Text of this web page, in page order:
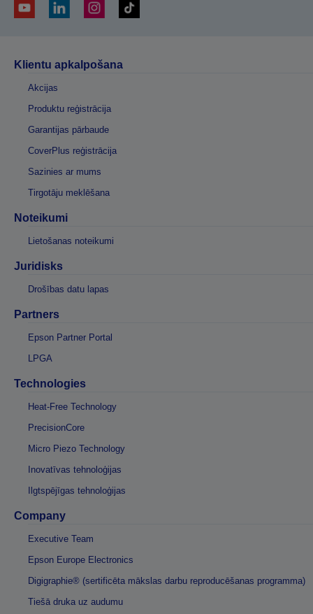
Klientu apkalpošana
Akcijas
Produktu reģistrācija
Garantijas pārbaude
CoverPlus reģistrācija
Sazinies ar mums
Tirgotāju meklēšana
Noteikumi
Lietošanas noteikumi
Juridisks
Drošības datu lapas
Partners
Epson Partner Portal
LPGA
Technologies
Heat-Free Technology
PrecisionCore
Micro Piezo Technology
Inovatīvas tehnoloģijas
Ilgtspējīgas tehnoloģijas
Company
Executive Team
Epson Europe Electronics
Digigraphie® (sertificēta mākslas darbu reproducēšanas programma)
Tiešā druka uz audumu